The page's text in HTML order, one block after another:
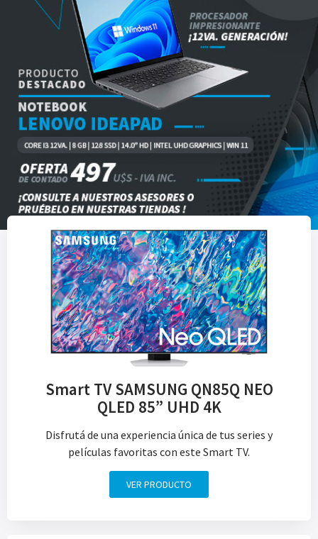
Smart TV SAMSUNG QN85Q NEO
QLED 85” UHD 4K
Disfrutá de una experiencia única de tus series y
películas favoritas con este Smart TV.
VER PRODUCTO